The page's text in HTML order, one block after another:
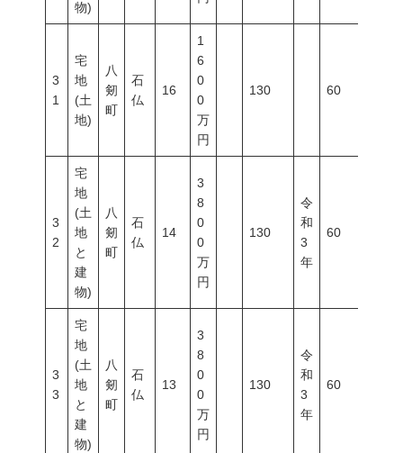
物)
3
1
宅
地
(土
地)
八
剱
町
石
仏
16
1
6
0
0
万
円
130 60
3
2
宅
地
(土
地
と
建
物)
八
剱
町
石
仏
14
3
8
0
0
万
円
130
令
和
3
年
60
3
3
宅
地
(土
地
と
建
物)
八
剱
町
石
仏
13
3
8
0
0
万
円
130
令
和
3
年
60